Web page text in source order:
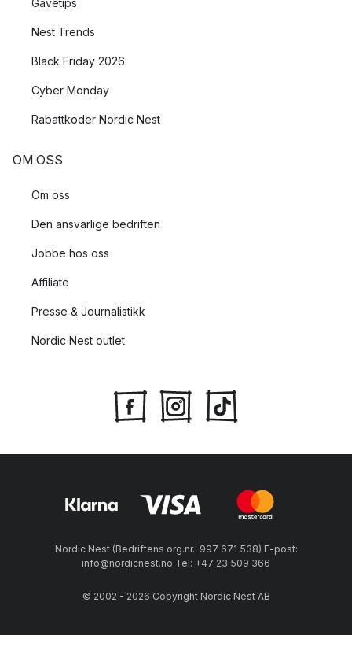
Gavetips
Nest Trends
Black Friday 2026
Cyber Monday
Rabattkoder Nordic Nest
OM OSS
Om oss
Den ansvarlige bedriften
Jobbe hos oss
Affiliate
Presse & Journalistikk
Nordic Nest outlet
Nordic Nest (Bedriftens org.nr.: 997 671 538) E-post:
info@nordicnest.no Tel: +47 23 509 366
© 2002 - 2026 Copyright Nordic Nest AB